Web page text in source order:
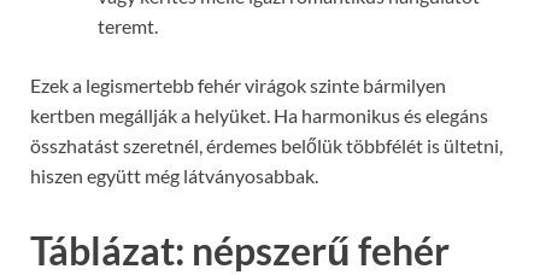
teremt.
Ezek a legismertebb fehér virágok szinte bármilyen
kertben megállják a helyüket. Ha harmonikus és elegáns
összhatást szeretnél, érdemes belőlük többfélét is ültetni,
hiszen együtt még látványosabbak.
Táblázat: népszerű fehér